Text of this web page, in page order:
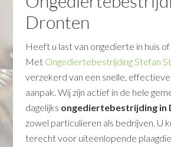
Dronten
Heeft u last van ongedierte in huis
Met Ongediertebestrijding Stefan
verzekerd van een snelle,
aanpak. Wij zijn actief in de hele
dagelijks ongediertebestrijding in
zowel particulieren als bedrijven. U
terecht voor uiteenlopende